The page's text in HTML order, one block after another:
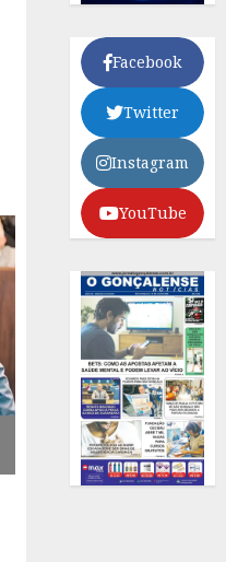
Facebook
Twitter
Instagram
YouTube